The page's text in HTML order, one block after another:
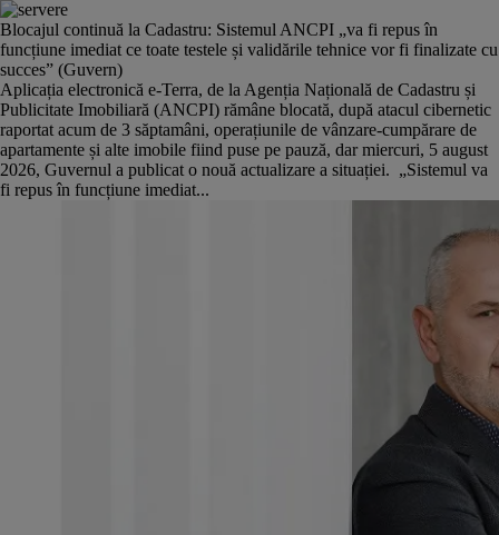
Blocajul continuă la Cadastru: Sistemul ANCPI „va fi repus în
funcțiune imediat ce toate testele și validările tehnice vor fi finalizate cu
succes” (Guvern)
Aplicația electronică e-Terra, de la Agenția Națională de Cadastru și
Publicitate Imobiliară (ANCPI) rămâne blocată, după atacul cibernetic
raportat acum de 3 săptamâni, operațiunile de vânzare-cumpărare de
apartamente și alte imobile fiind puse pe pauză, dar miercuri, 5 august
2026, Guvernul a publicat o nouă actualizare a situației. „Sistemul va
fi repus în funcțiune imediat...